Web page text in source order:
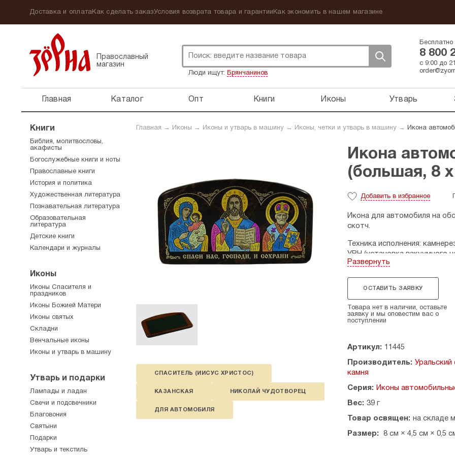
Доставка и оплатаКак сделать заказУсловия возврата товара и гарантии Как экономить в нашем магазине
Православный
магазин
Люди ищут: Брянчанинов
Бесплатно
8 800
с 9:00 до
Главная Каталог Опт Книги Иконы Утварь
Главная → Иконы → Иконы и утварь в машину → Иконы, четки и утварь в машину → Икона
СПАСИТЕЛЬ (ИИСУС ХРИСТОС)
КАЗАНСКАЯ НИКОЛАЙ ЧУДОТВОРЕЦ
ДЛЯ АВТОМОБИЛЯ
Икона
(большая, 8
Добавить в избранное
Икона для автомобиля на
скотч.
Техника исполнения:
УВН (установка вакуумного
Размеры: ширина — 8 см.,
Производитель: Россия.
Развернуть
ОСТАВИТЬ ЗАЯВКУ
Товара нет в наличии, оставьте
заявку и мы оповестим вас о
поступлении
Артикул: 11445
Производитель: Уральский
камня
Серия: Иконы
Вес: 39 г
Товар освящен: на складе
Размер: 8 см × 4,5 см × 0,5
Книги
Библия, молитвословы,
акафисты
Богослужебные книги и ноты
Православные книги
История и политика
Художественная литература
Познавательная литература
Образовательная
литература
Детские книги
Календари и журналы
Иконы
Иконы Спасителя и
праздников
Иконы Божией Матери
Иконы святых
Складни
Венчальные иконы
Иконы и утварь в машину
Утварь и подарки
Лампады и ладан
Свечи и подсвечники
Благовония
Святыни
Подарки
Утварь и текстиль